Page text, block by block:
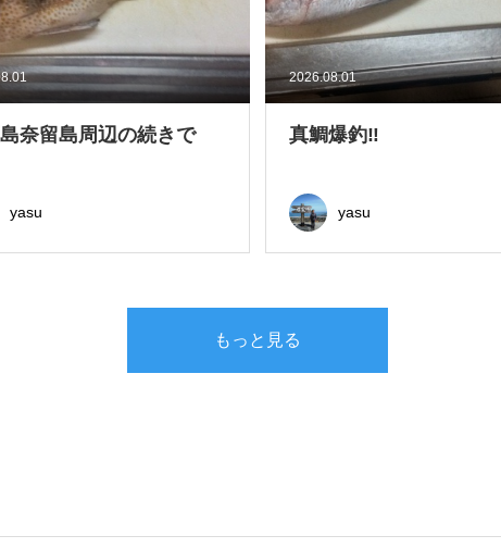
奈留島周辺の続きで
yasu
2026.08.01
真鯛爆釣‼
yasu
もっと見る